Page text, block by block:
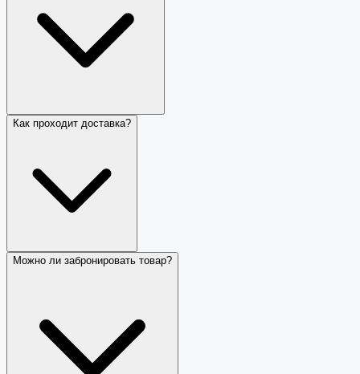
Как проходит доставка?
Можно ли забронировать товар?